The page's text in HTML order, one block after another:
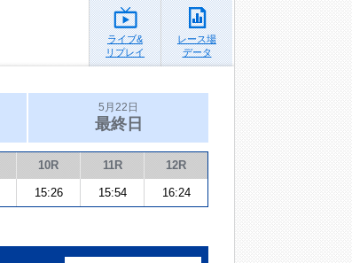
ライブ&
リプレイ
レース場
データ
5月22日
最終日
10R 11R 12R
15:26 15:54 16:24